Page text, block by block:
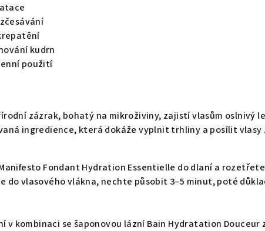
kudrn
použití
zázrak, bohatý na mikroživiny, zajistí vlasům oslnivý
ingredience, která dokáže vyplnit trhliny a posílit
Fondant Hydration Essentielle do dlaní a
do vlasového vlákna, nechte působit 3–5 minut, poté
v kombinaci se šaponovou lázní Bain Hydratation Douceur